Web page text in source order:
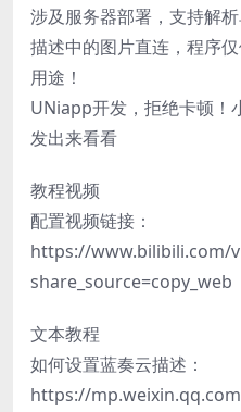
涉及服务器部署，支持解
描述中的图片直连，程序
用途！
UNiapp开发，拒绝卡顿！
发出来看看
教程视频
配置视频链接：
https://www.bilibili.com/
share_source=copy_web
文本教程
如何设置蓝奏云描述：
https://